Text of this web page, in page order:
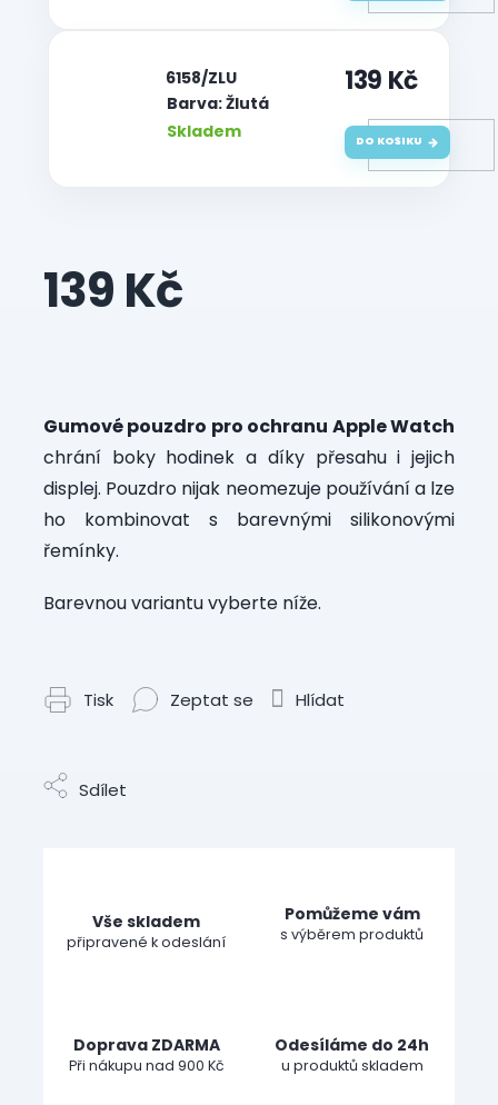
Barva: Žlutá
Skladem
| 6158/ZLU 139 Kč
DO KOŠÍKU
139 Kč
Gumové pouzdro pro ochranu Apple Watch
chrání boky hodinek a díky přesahu i jejich
displej. Pouzdro nijak neomezuje používání a lze
ho kombinovat s barevnými silikonovými
řemínky.
Barevnou variantu vyberte níže.
Tisk Zeptat se Hlídat
Sdílet
Vše skladem
připravené k odeslání
Pomůžeme vám
s výběrem produktů
Doprava ZDARMA
Při nákupu nad 900 Kč
Odesíláme do 24h
u produktů skladem